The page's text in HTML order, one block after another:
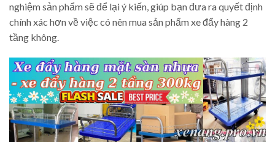
nghiệm sản phẩm sẽ để lại ý kiến, giúp bạn đưa ra quyết định
chính xác hơn về việc có nên mua sản phẩm xe đẩy hàng 2
tầng không.